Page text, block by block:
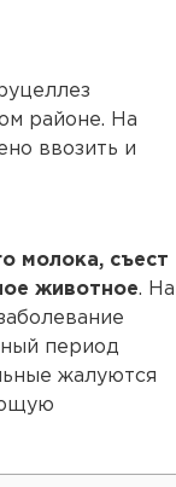
районе. На
ввозить и
молока, съест
животное. На
период
жалуются